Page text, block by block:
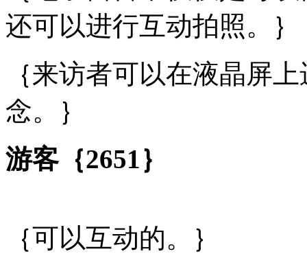
还可以进行互动拍照。｝
｛来访者可以在液晶屏
念。｝
游客｛2651｝
｛可以互动的。｝